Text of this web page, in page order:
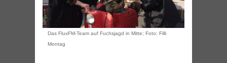
Das FluxFM-Team auf Fuchsjagd in Mitte; Foto: Filli
Montag